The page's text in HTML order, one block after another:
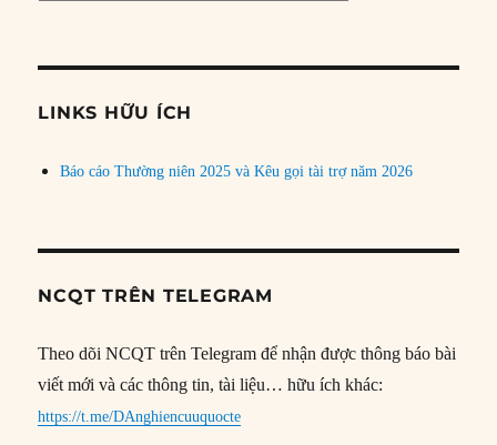
đề
LINKS HỮU ÍCH
Báo cáo Thường niên 2025 và Kêu gọi tài trợ năm 2026
NCQT TRÊN TELEGRAM
Theo dõi NCQT trên Telegram để nhận được thông báo bài
viết mới và các thông tin, tài liệu… hữu ích khác:
https://t.me/DAnghiencuuquocte